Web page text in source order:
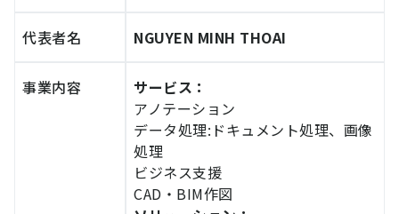
代表者名 NGUYEN MINH THOAI
事業内容
サービス：
アノテーション
データ処理:ドキュメント処理、画像
処理
ビジネス支援
CAD・BIM作図